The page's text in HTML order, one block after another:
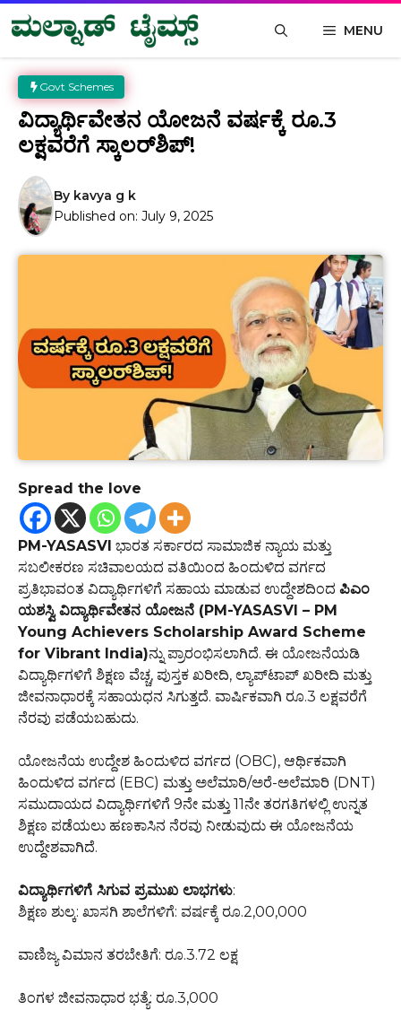
Skip
to
content
MENU
Govt Schemes
ವಿದ್ಯಾರ್ಥಿವೇತನ ಯೋಜನೆ ವರ್ಷಕ್ಕೆ ರೂ.3
ಲಕ್ಷವರೆಗೆ ಸ್ಕಾಲರ್‌ಶಿಪ್‌!
By kavya g k
Published on: July 9, 2025
Spread the love
PM-YASASVI ಭಾರತ ಸರ್ಕಾರದ ಸಾಮಾಜಿಕ ನ್ಯಾಯ ಮತ್ತು
ಸಬಲೀಕರಣ ಸಚಿವಾಲಯದ ವತಿಯಿಂದ ಹಿಂದುಳಿದ ವರ್ಗದ
ಪ್ರತಿಭಾವಂತ ವಿದ್ಯಾರ್ಥಿಗಳಿಗೆ ಸಹಾಯ ಮಾಡುವ ಉದ್ದೇಶದಿಂದ ಪಿಎಂ
ಯಶಸ್ವಿ ವಿದ್ಯಾರ್ಥಿವೇತನ ಯೋಜನೆ (PM-YASASVI – PM
Young Achievers Scholarship Award Scheme
for Vibrant India)ನ್ನು ಪ್ರಾರಂಭಿಸಲಾಗಿದೆ. ಈ ಯೋಜನೆಯಡಿ
ವಿದ್ಯಾರ್ಥಿಗಳಿಗೆ ಶಿಕ್ಷಣ ವೆಚ್ಚ, ಪುಸ್ತಕ ಖರೀದಿ, ಲ್ಯಾಪ್‌ಟಾಪ್‌ ಖರೀದಿ ಮತ್ತು
ಜೀವನಾಧಾರಕ್ಕೆ ಸಹಾಯಧನ ಸಿಗುತ್ತದೆ. ವಾರ್ಷಿಕವಾಗಿ ರೂ.3 ಲಕ್ಷವರೆಗೆ
ನೆರವು ಪಡೆಯಬಹುದು.
ಯೋಜನೆಯ ಉದ್ದೇಶ ಹಿಂದುಳಿದ ವರ್ಗದ (OBC), ಆರ್ಥಿಕವಾಗಿ
ಹಿಂದುಳಿದ ವರ್ಗದ (EBC) ಮತ್ತು ಅಲೆಮಾರಿ/ಅರೆ-ಅಲೆಮಾರಿ (DNT)
ಸಮುದಾಯದ ವಿದ್ಯಾರ್ಥಿಗಳಿಗೆ 9ನೇ ಮತ್ತು 11ನೇ ತರಗತಿಗಳಲ್ಲಿ ಉನ್ನತ
ಶಿಕ್ಷಣ ಪಡೆಯಲು ಹಣಕಾಸಿನ ನೆರವು ನೀಡುವುದು ಈ ಯೋಜನೆಯ
ಉದ್ದೇಶವಾಗಿದೆ.
ವಿದ್ಯಾರ್ಥಿಗಳಿಗೆ ಸಿಗುವ ಪ್ರಮುಖ ಲಾಭಗಳು:
ಶಿಕ್ಷಣ ಶುಲ್ಕ: ಖಾಸಗಿ ಶಾಲೆಗಳಿಗೆ: ವರ್ಷಕ್ಕೆ ರೂ.2,00,000
ವಾಣಿಜ್ಯ ವಿಮಾನ ತರಬೇತಿಗೆ: ರೂ.3.72 ಲಕ್ಷ
ತಿಂಗಳ ಜೀವನಾಧಾರ ಭತ್ಯೆ: ರೂ.3,000